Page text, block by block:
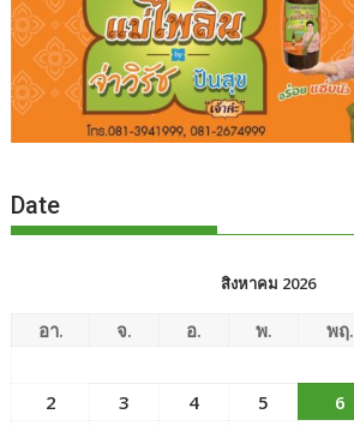
Date
สิงหาคม 2026
อา. จ. อ. พ. พฤ.
2
3 4 5 6